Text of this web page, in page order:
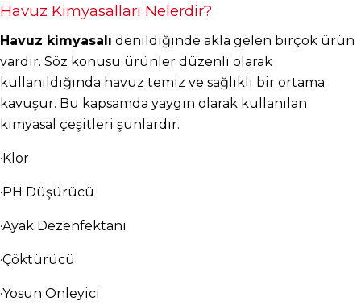
Havuz Kimyasalları Nelerdir?
Havuz kimyasalı denildiğinde akla gelen birçok ürün
vardır. Söz konusu ürünler düzenli olarak
kullanıldığında havuz temiz ve sağlıklı bir ortama
kavuşur. Bu kapsamda yaygın olarak kullanılan
kimyasal çeşitleri şunlardır.
·Klor
·PH Düşürücü
·Ayak Dezenfektanı
·Çöktürücü
·Yosun Önleyici